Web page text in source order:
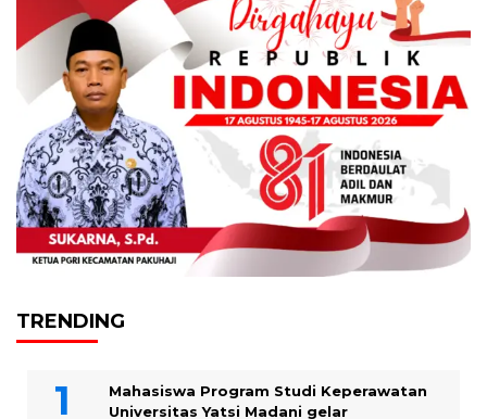
TRENDING
Mahasiswa Program Studi Keperawatan
Universitas Yatsi Madani gelar